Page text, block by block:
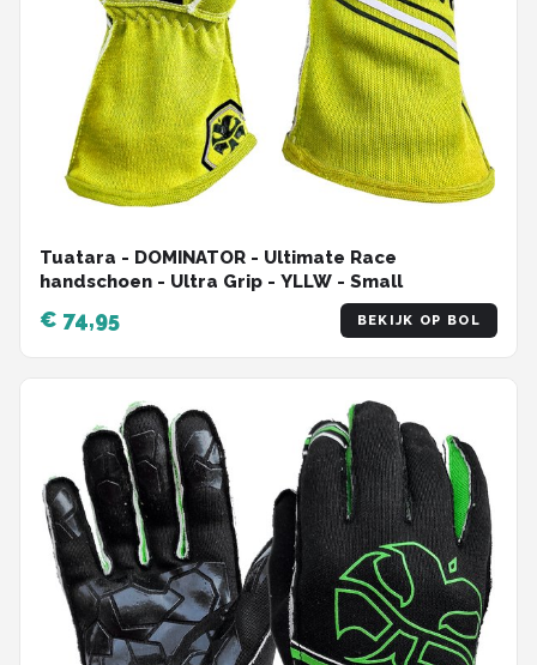
Tuatara - DOMINATOR - Ultimate Race
handschoen - Ultra Grip - YLLW - Small
€ 74,95 BEKIJK OP BOL